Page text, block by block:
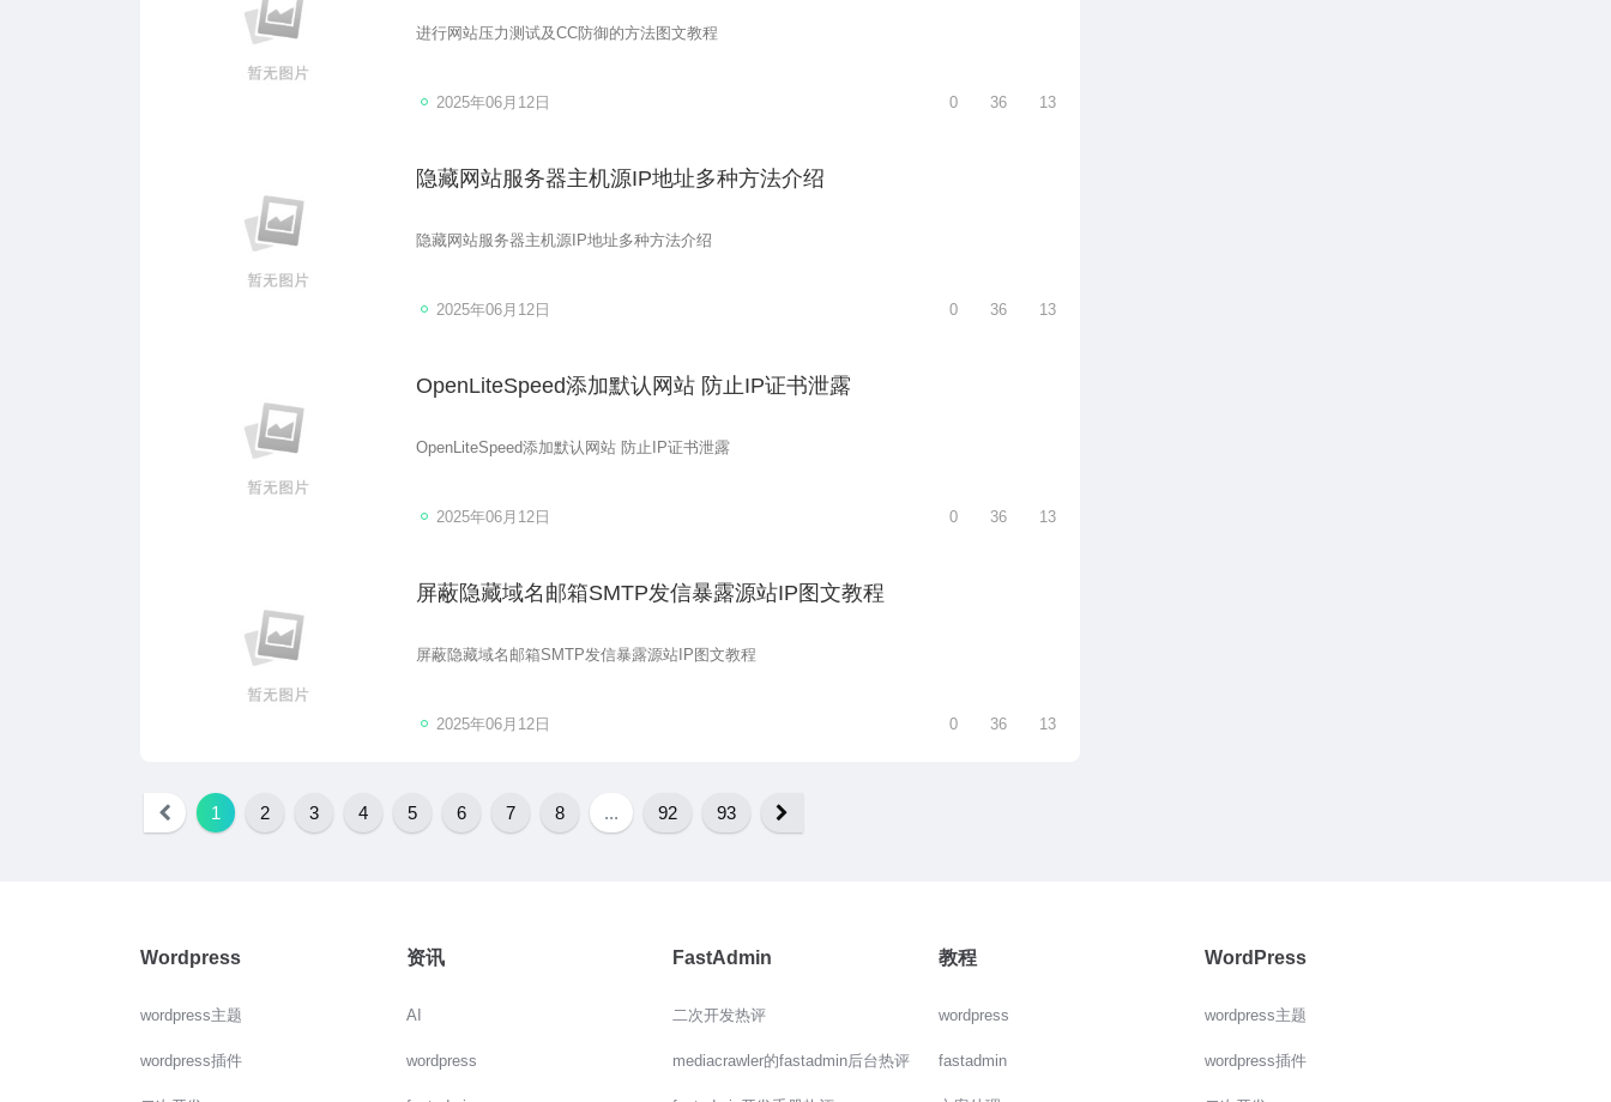
进行网站压力测试及CC防御的方法图文教程
2025年06月12日 0 36 13
隐藏网站服务器主机源IP地址多种方法介绍
隐藏网站服务器主机源IP地址多种方法介绍
2025年06月12日 0 36 13
OpenLiteSpeed添加默认网站 防止IP证书泄露
OpenLiteSpeed添加默认网站 防止IP证书泄露
2025年06月12日 0 36 13
屏蔽隐藏域名邮箱SMTP发信暴露源站IP图文教程
屏蔽隐藏域名邮箱SMTP发信暴露源站IP图文教程
2025年06月12日 0 36 13
1 2 3 4 5 6 7 8 ... 92 93
Wordpress
wordpress主题
wordpress插件
资讯
AI
wordpress
FastAdmin
二次开发热评
mediacrawler的fastadmin后台热评
教程
wordpress
fastadmin
WordPress
wordpress主题
wordpress插件